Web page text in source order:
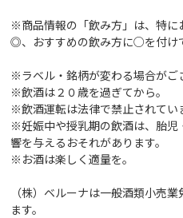
※商品情報の「飲み方」は、特に
◎、おすすめの飲み方に○を付け
※ラベル・銘柄が変わる場合がご
※飲酒は２０歳を過ぎてから。
※飲酒運転は法律で禁止されてい
※妊娠中や授乳期の飲酒は、胎児
響を与えるおそれがあります。
※お酒は楽しく適量を。
（株）ベルーナは一般酒類小売
ます。